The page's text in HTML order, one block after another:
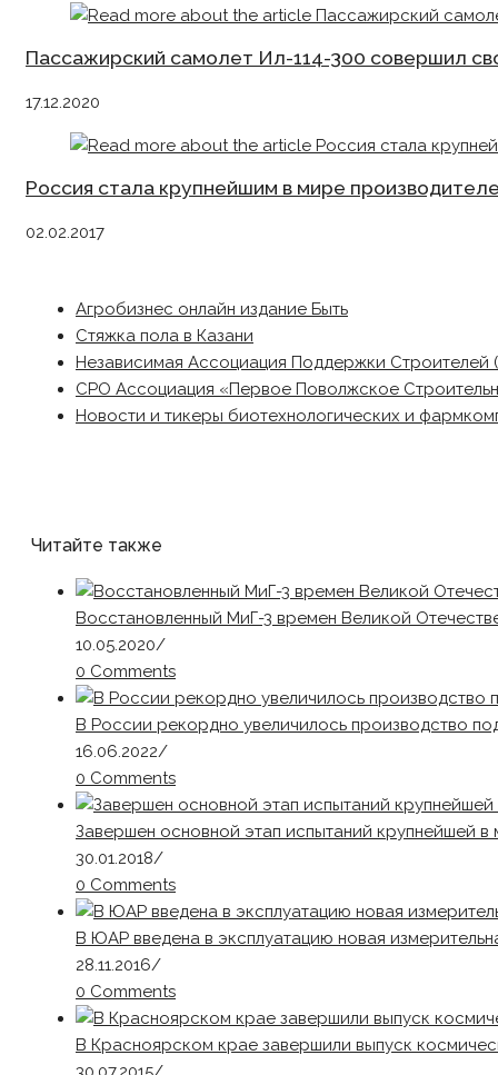
Пассажирский самолет Ил-114-300 совершил
17.12.2020
Россия стала крупнейшим в мире
02.02.2017
Агробизнес онлайн издание Быть
Стяжка пола в Казани
Независимая Ассоциация Поддержки Строителей
СРО Ассоциация «Первое Поволжское
Новости и тикеры биотехнологических и
Читайте также
Восстановленный МиГ-3 времен Великой
10.05.2020/
0 Comments
В России рекордно увеличилось производство
16.06.2022/
0 Comments
Завершен основной этап испытаний крупнейшей
30.01.2018/
0 Comments
В ЮАР введена в эксплуатацию новая
28.11.2016/
0 Comments
В Красноярском крае завершили выпуск